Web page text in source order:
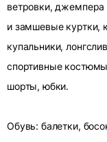
ветровки,
и замшевые куртки,
купальники,
спортивные
шорты, юбки.
Обувь: балетки,